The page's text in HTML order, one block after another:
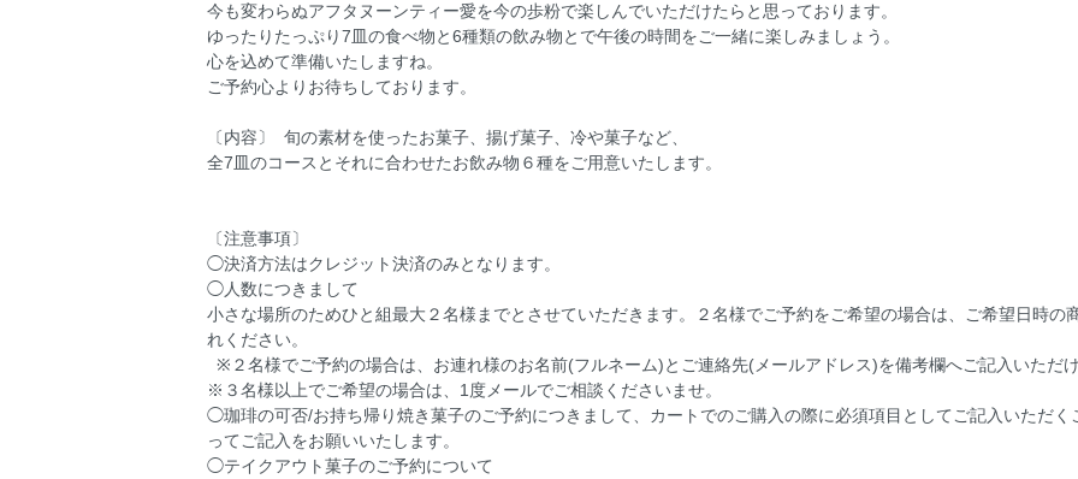
今も変わらぬアフタヌーンティー愛を今の歩粉で楽しんでいただけたらと思っております。
ゆったりたっぷり7皿の食べ物と6種類の飲み物とで午後の時間をご一緒に楽しみましょう。
心を込めて準備いたしますね。
ご予約心よりお待ちしております。
〔内容〕 旬の素材を使ったお菓子、揚げ菓子、冷や菓子など、
全7皿のコースとそれに合わせたお飲み物６種をご用意いたします。
〔注意事項〕
◯決済方法はクレジット決済のみとなります。
◯人数につきまして
小さな場所のためひと組最大２名様までとさせていただきます。２名様でご予約をご希望の場合は、ご希望日時の
れください。
※２名様でご予約の場合は、お連れ様のお名前(フルネーム)とご連絡先(メールアドレス)を備考欄へご記入いただけ
※３名様以上でご希望の場合は、1度メールでご相談くださいませ。
◯珈琲の可否/お持ち帰り焼き菓子のご予約につきまして、カートでのご購入の際に必須項目としてご記入いただ
ってご記入をお願いいたします。
◯テイクアウト菓子のご予約について